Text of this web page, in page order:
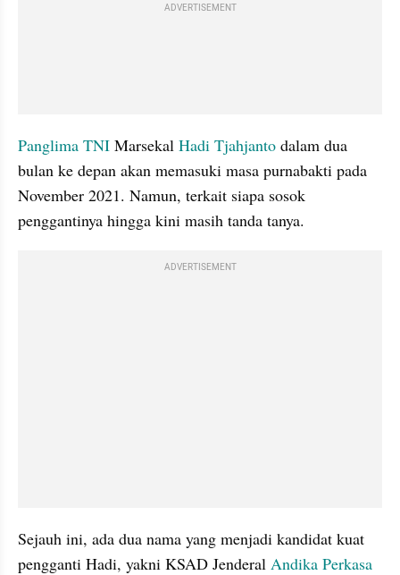
ADVERTISEMENT
Panglima TNI Marsekal Hadi Tjahjanto dalam dua
bulan ke depan akan memasuki masa purnabakti pada
November 2021. Namun, terkait siapa sosok
penggantinya hingga kini masih tanda tanya.
ADVERTISEMENT
Sejauh ini, ada dua nama yang menjadi kandidat kuat
pengganti Hadi, yakni KSAD Jenderal Andika Perkasa